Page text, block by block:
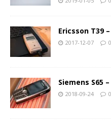
Ericsson T39
2017-12-07 0
Siemens S65
2018-09-24 0